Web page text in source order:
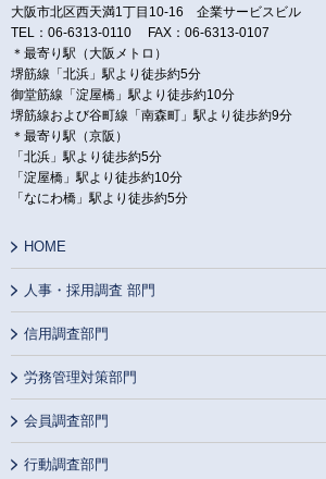
大阪市北区西天満1丁目10-16 企業サービスビル
TEL：06-6313-0110 FAX：06-6313-0107
＊最寄り駅（大阪メトロ）
堺筋線「北浜」駅より徒歩約5分
御堂筋線「淀屋橋」駅より徒歩約10分
堺筋線および谷町線「南森町」駅より徒歩約9分
＊最寄り駅（京阪）
「北浜」駅より徒歩約5分
「淀屋橋」駅より徒歩約10分
「なにわ橋」駅より徒歩約5分
HOME
人事・採用調査 部門
信用調査部門
労務管理対策部門
会員調査部門
行動調査部門